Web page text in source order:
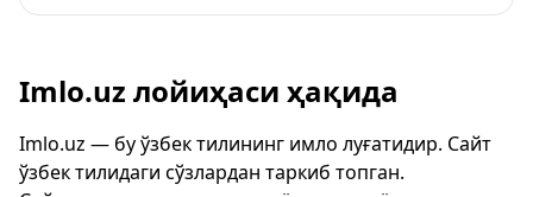
Imlo.uz лойиҳаси ҳақида
Imlo.uz — бу ўзбек тилининг имло луғатидир. Сайт
ўзбек тилидаги сўзлардан таркиб топган.